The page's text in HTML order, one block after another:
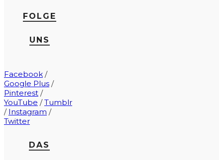
FOLGE
UNS
Facebook /
Google Plus /
Pinterest /
YouTube /Tumblr
/ Instagram /
Twitter
DAS